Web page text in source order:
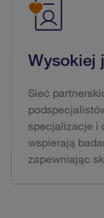
Wysokiej
Sieć
specjalizacje i
wspierają
zapewniając